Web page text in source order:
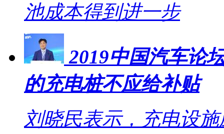
池成本得到进一步
2019中国汽车论
的充电桩不应给补贴
刘晓民表示，充电设